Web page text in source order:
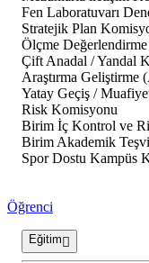
Fen Laboratuvarı
Stratejik Plan
Ölçme
Çift Anadal / Yandal
Araştırma Geliştirme
Yatay Geçiş /
Risk Komisyonu
Birim İç Kontrol ve
Birim Akademik
Spor Dostu Kampüs
Öğrenci
Eğitim